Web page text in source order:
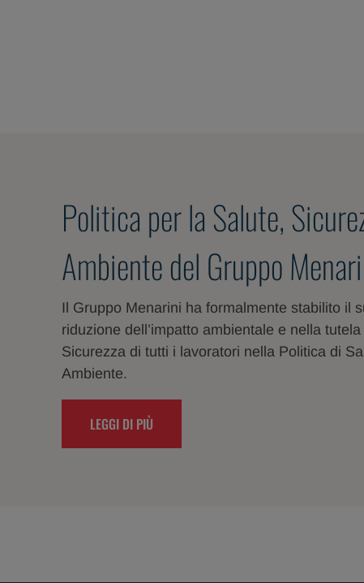
Politica per la Salute,
Ambiente del Gruppo
Il Gruppo Menarini ha formalmente stabilito il
riduzione dell’impatto ambientale e nella
Sicurezza di tutti i lavoratori nella Politica di
Ambiente.
LEGGI DI PIÙ